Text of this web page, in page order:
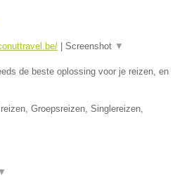
Screenshot ▼
de beste oplossing voor je reizen, en
Groepsreizen, Singlereizen,
▼